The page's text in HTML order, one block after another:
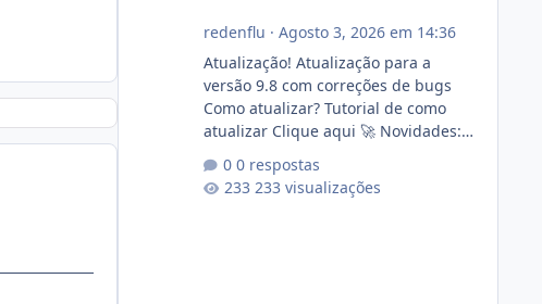
redenflu · Agosto 3, 2026 em 14:36
Atualização! Atualização para a
versão 9.8 com correções de bugs
Como atualizar? Tutorial de como
atualizar Clique aqui 🚀 Novidades:
publico para consulta de sub.dominio
autorizado a usasr o isistem:
0 respostas
233 visualizações